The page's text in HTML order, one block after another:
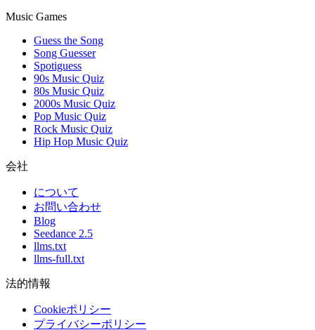
Music Games
Guess the Song
Song Guesser
Spotiguess
90s Music Quiz
80s Music Quiz
2000s Music Quiz
Pop Music Quiz
Rock Music Quiz
Hip Hop Music Quiz
会社
について
お問い合わせ
Blog
Seedance 2.5
llms.txt
llms-full.txt
法的情報
Cookieポリシー
プライバシーポリシー